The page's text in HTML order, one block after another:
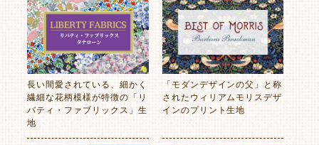
長い間愛されている、細かく
繊細な花柄模様が特徴の「リ
バティ・ファブリックス」生
地
「モダンデザインの父」と称
されたウィリアムモリスデザ
インのプリント生地